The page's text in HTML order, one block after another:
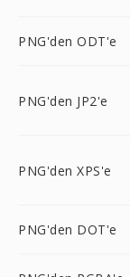
PNG'den ODT'e
PNG'den JP2'e
PNG'den XPS'e
PNG'den DOT'e